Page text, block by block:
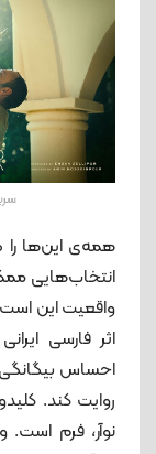
همه‌ی این‌ها را
انتخاب‌هایی
واقعیت این است
اثر فارسی
احساس
روایت کند.
نوآر، فرم